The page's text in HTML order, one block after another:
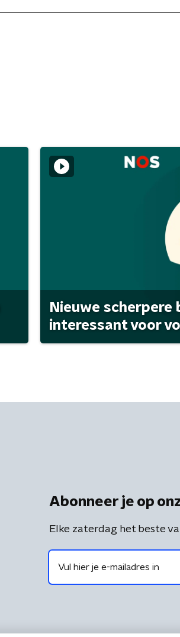
Nieuwe scherpere
interessant voor
Abonneer je op
Elke zaterdag het beste